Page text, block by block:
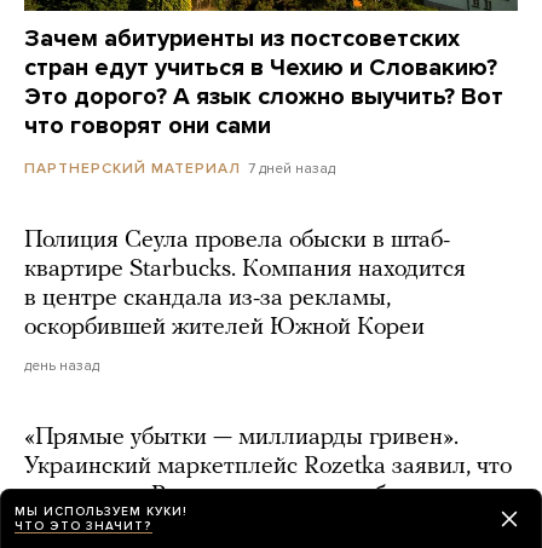
Зачем абитуриенты из постсоветских
стран едут учиться в Чехию и Словакию?
Это дорого? А язык сложно выучить? Вот
что говорят они сами
ПАРТНЕРСКИЙ МАТЕРИАЛ 7 дней назад
Полиция Сеула провела обыски в штаб-
квартире Starbucks. Компания находится
в центре скандала из-за рекламы,
оскорбившей жителей Южной Кореи
день назад
«Прямые убытки — миллиарды гривен».
Украинский маркетплейс Rozetka заявил, что
из-за удара России понес самые большие
потери в истории компании
МЫ ИСПОЛЬЗУЕМ КУКИ!
ЧТО ЭТО ЗНАЧИТ?